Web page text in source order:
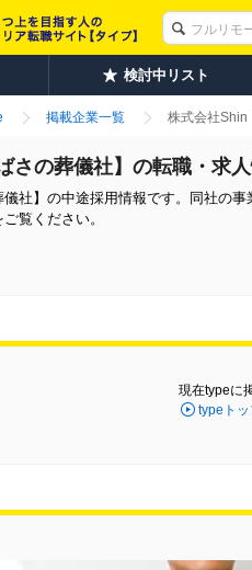
検討中リスト
掲載企業一覧 株式会社Shin
さの葬儀社】の転職・求
社】の中途採用情報です。同社の
覧ください。
現在typeに
typeト